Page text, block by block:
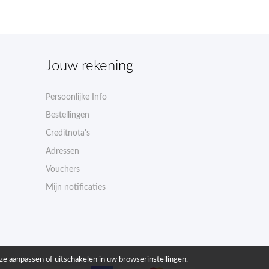
Jouw rekening
Persoonlijke Info
Bestellingen
Creditnota's
Adressen
Vouchers
Mijn notificaties
aanpassen of uitschakelen in uw browserinstellingen.